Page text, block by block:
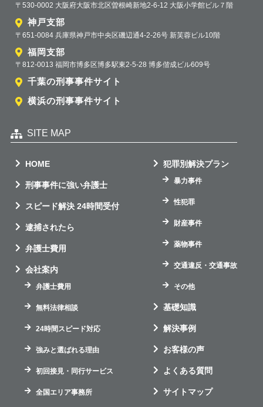
〒530-0002 大阪府大阪市北区曽根崎新地2-6-12 大阪小学館ビル７階
神戸支部
〒651-0084 兵庫県神戸市中央区磯辺通4-2-26号 新芙蓉ビル10階
福岡支部
〒812-0013 福岡市博多区博多駅東2-5-28 博多偕成ビル609号
千葉の刑事事件サイト
横浜の刑事事件サイト
SITE MAP
HOME
刑事事件に強い弁護士
スピード解決 24時間受付
逮捕されたら
弁護士費用
会社案内
弁護士費用
無料法律相談
24時間スピード対応
強みと選ばれる理由
初回接見・同行サービス
全国エリア事務所
犯罪別解決プラン
暴力事件
性犯罪
財産事件
薬物事件
交通違反・交通事故
その他
基礎知識
解決事例
お客様の声
よくある質問
サイトマップ